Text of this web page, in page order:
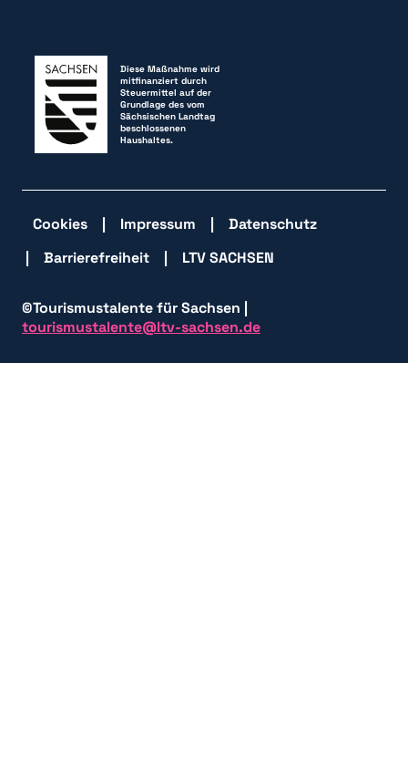
Diese Maßnahme wird
mitfinanziert durch
Steuermittel auf der
Grundlage des vom
Sächsischen Landtag
beschlossenen
Haushaltes.
Cookies Impressum
Datenschutz
Barrierefreiheit
LTV SACHSEN
©Tourismustalente für Sachsen |
tourismustalente@ltv-sachsen.de